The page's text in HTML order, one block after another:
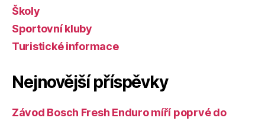
Školy
Sportovní kluby
Turistické informace
Nejnovější příspěvky
Závod Bosch Fresh Enduro míří poprvé do